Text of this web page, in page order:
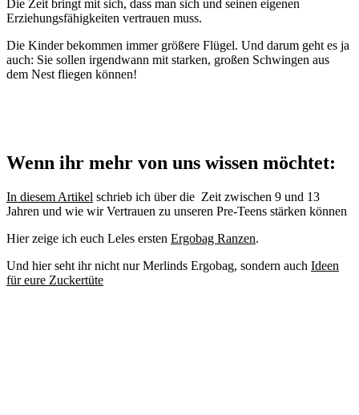
Die Zeit bringt mit sich, dass man sich und seinen eigenen
Erziehungsfähigkeiten vertrauen muss.
Die Kinder bekommen immer größere Flügel. Und darum geht es ja
auch: Sie sollen irgendwann mit starken, großen Schwingen aus
dem Nest fliegen können!
Wenn ihr mehr von uns wissen möchtet:
In diesem Artikel schrieb ich über die Zeit zwischen 9 und 13
Jahren und wie wir Vertrauen zu unseren Pre-Teens stärken können
Hier zeige ich euch Leles ersten Ergobag Ranzen.
Und hier seht ihr nicht nur Merlinds Ergobag, sondern auch Ideen
für eure Zuckertüte